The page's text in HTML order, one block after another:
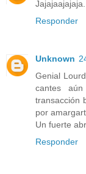
Responder
Unknown
Genial
cantes
transacción
por
Un fuerte
Responder